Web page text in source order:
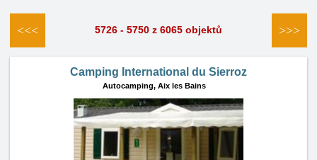
<<< 5726 - 5750 z 6065 objektů >>>
Camping International du Sierroz
Autocamping, Aix les Bains